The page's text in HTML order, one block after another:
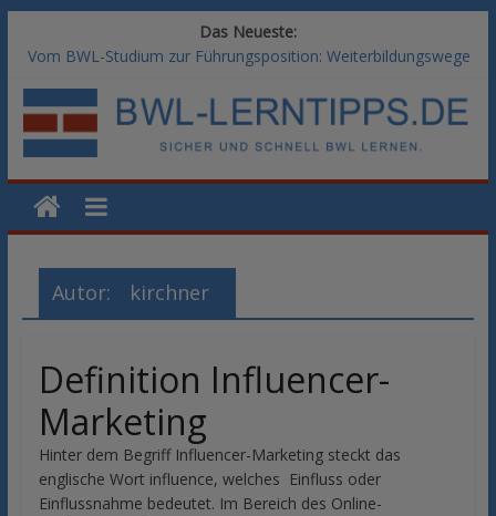
Das Neueste:
Vom BWL-Studium zur Führungsposition: Weiterbildungswege
Rechnungswesen im BWL-Studium: Digitale Tools für die
Finanzbuchhaltung
KI-Kompetenz im BWL-Studium: Controlling und
Datenanalyse verstehen
Methoden der Personalentwicklung: Blended Learning versus
klassische Präsenzschulung im Vergleich
erwarten
Autor: kirchner
Definition Influencer-
Marketing
Hinter dem Begriff Influencer-Marketing steckt das
englische Wort influence, welches Einfluss oder
Einflussnahme bedeutet. Im Bereich des Online-